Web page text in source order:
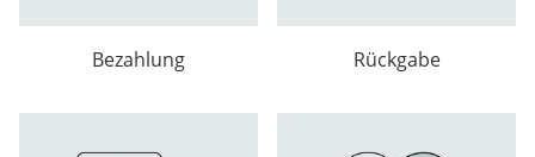
Bezahlung Rückgabe